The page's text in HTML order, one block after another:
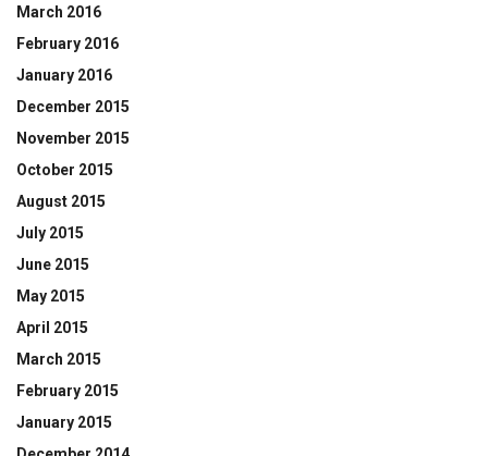
March 2016
February 2016
January 2016
December 2015
November 2015
October 2015
August 2015
July 2015
June 2015
May 2015
April 2015
March 2015
February 2015
January 2015